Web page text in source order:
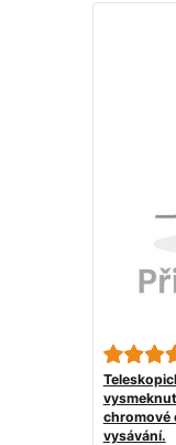
chromové
vysávání.